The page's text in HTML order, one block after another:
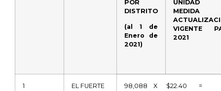
POR
DISTRITO
(al 1 de
Enero de
2021)
UNIDAD
VIGENTE
2021
1 EL FUERTE 98,088 X $22.40 =